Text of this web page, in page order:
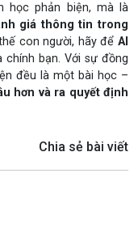
học phản biện, mà là
giá thông tin trong
con người, hãy đểAI
bạn. Với sự đồng
đều là một bài học –
hơn và ra quyết định
Chia sẻ bài viết